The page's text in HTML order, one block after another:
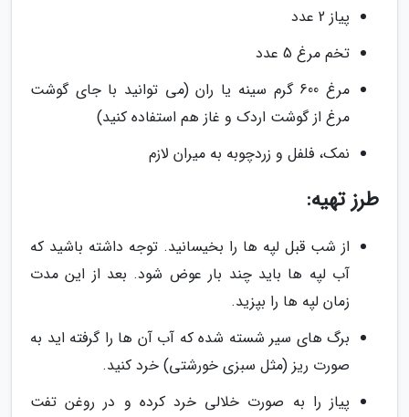
پیاز 2 عدد
تخم مرغ 5 عدد
مرغ 600 گرم سینه یا ران (می توانید با جای گوشت
مرغ از گوشت اردک و غاز هم استفاده کنید)
نمک، فلفل و زردچوبه به میران لازم
طرز تهیه:
از شب قبل لپه ها را بخیسانید. توجه داشته باشید که
آب لپه ها باید چند بار عوض شود. بعد از این مدت
زمان لپه ها را بپزید.
برگ های سیر شسته شده که آب آن ها را گرفته اید به
صورت ریز (مثل سبزی خورشتی) خرد کنید.
پیاز را به صورت خلالی خرد کرده و در روغن تفت